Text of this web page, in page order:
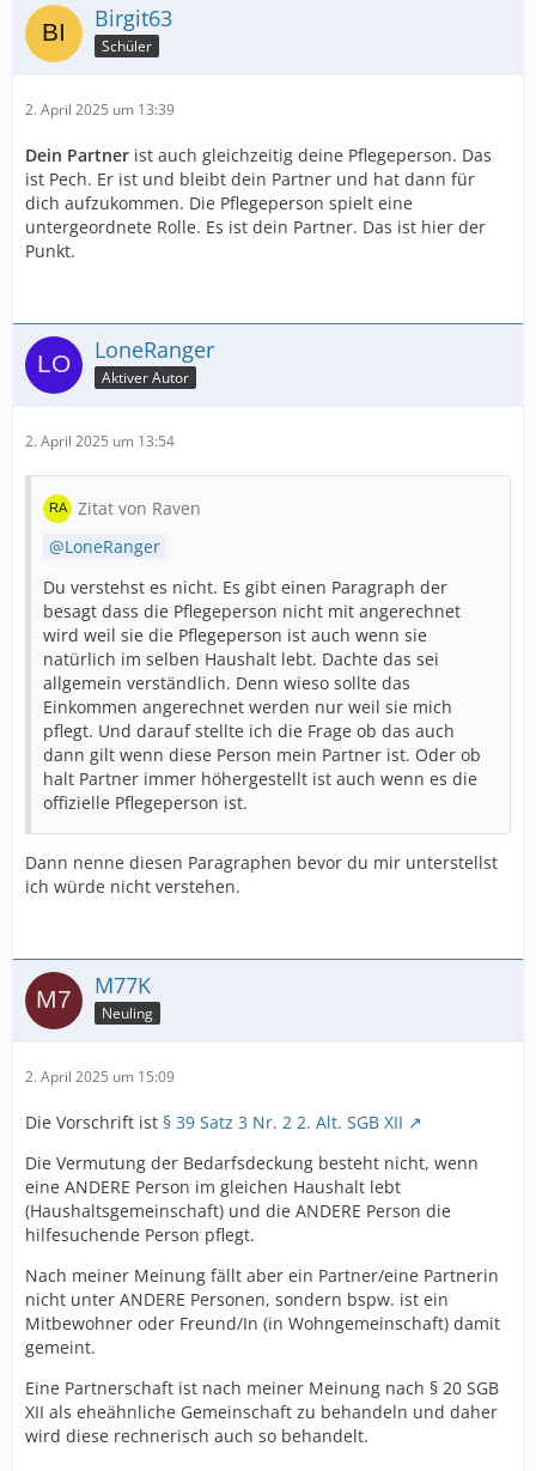
Birgit63
Schüler
2. April 2025 um 13:39
Dein Partner ist auch gleichzeitig deine Pflegeperson. Das
ist Pech. Er ist und bleibt dein Partner und hat dann für
dich aufzukommen. Die Pflegeperson spielt eine
untergeordnete Rolle. Es ist dein Partner. Das ist hier der
Punkt.
LoneRanger
Aktiver Autor
2. April 2025 um 13:54
Zitat von Raven
LoneRanger
Du verstehst es nicht. Es gibt einen Paragraph der
besagt dass die Pflegeperson nicht mit angerechnet
wird weil sie die Pflegeperson ist auch wenn sie
natürlich im selben Haushalt lebt. Dachte das sei
allgemein verständlich. Denn wieso sollte das
Einkommen angerechnet werden nur weil sie mich
pflegt. Und darauf stellte ich die Frage ob das auch
dann gilt wenn diese Person mein Partner ist. Oder ob
halt Partner immer höhergestellt ist auch wenn es die
offizielle Pflegeperson ist.
Dann nenne diesen Paragraphen bevor du mir unterstellst
ich würde nicht verstehen.
M77K
Neuling
2. April 2025 um 15:09
Die Vorschrift ist § 39 Satz 3 Nr. 2 2. Alt. SGB XII
Die Vermutung der Bedarfsdeckung besteht nicht, wenn
eine ANDERE Person im gleichen Haushalt lebt
(Haushaltsgemeinschaft) und die ANDERE Person die
hilfesuchende Person pflegt.
Nach meiner Meinung fällt aber ein Partner/eine Partnerin
nicht unter ANDERE Personen, sondern bspw. ist ein
Mitbewohner oder Freund/In (in Wohngemeinschaft) damit
gemeint.
Eine Partnerschaft ist nach meiner Meinung nach § 20 SGB
XII als eheähnliche Gemeinschaft zu behandeln und daher
wird diese rechnerisch auch so behandelt.